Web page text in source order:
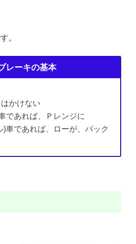
。
レーキの基本
かけない
であれば、Ｐレンジに
)車であれば、ローが、バック